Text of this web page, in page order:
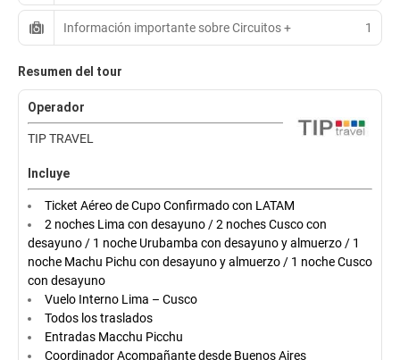
Información importante sobre Circuitos + 1
Resumen del tour
Operador
TIP TRAVEL
Incluye
Ticket Aéreo de Cupo Confirmado con LATAM
2 noches Lima con desayuno / 2 noches Cusco con
desayuno / 1 noche Urubamba con desayuno y almuerzo / 1
noche Machu Pichu con desayuno y almuerzo / 1 noche Cusco
con desayuno
Vuelo Interno Lima – Cusco
Todos los traslados
Entradas Macchu Picchu
Coordinador Acompañante desde Buenos Aires